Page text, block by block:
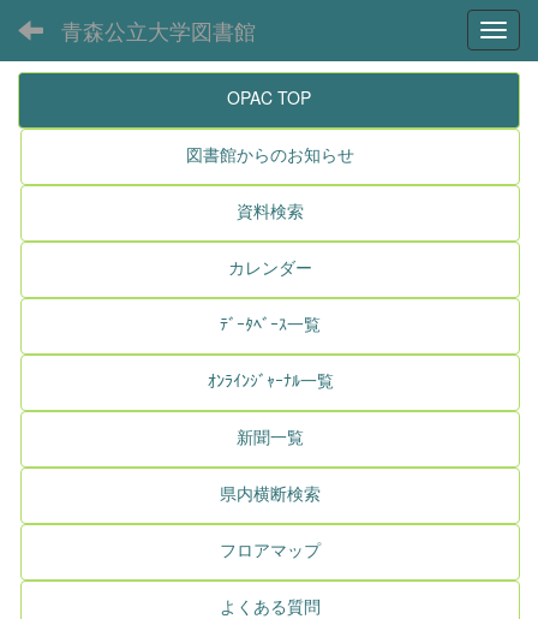
青森公立大学図書館
OPAC TOP
図書館からのお知らせ
資料検索
カレンダー
ﾃﾞｰﾀﾍﾞｰｽ一覧
ｵﾝﾗｲﾝｼﾞｬｰﾅﾙ一覧
新聞一覧
県内横断検索
フロアマップ
よくある質問